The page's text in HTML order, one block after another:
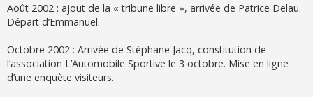
Août 2002 : ajout de la « tribune libre », arrivée de Patrice Delau.
Départ d’Emmanuel.
Octobre 2002 : Arrivée de Stéphane Jacq, constitution de
l’association L’Automobile Sportive le 3 octobre. Mise en ligne
d’une enquète visiteurs.